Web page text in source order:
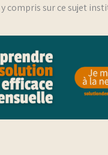
compris sur ce sujet